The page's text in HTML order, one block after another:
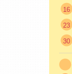
16
23
30